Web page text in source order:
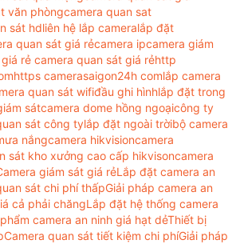
văn phòngcamera quan sat
sát hdliên hệ lắp cameralắp đặt
quan sát giá rẻcamera ipcamera giám
rẻ camera quan sát giá rẻhttp
https camerasaigon24h comlắp camera
quan sát wifiđầu ghi hìnhlắp đặt trong
sátcamera dome hồng ngoạicông ty
sát công tylắp đặt ngoài trờibộ camera
nắngcamera hikvisioncamera
sát kho xưởng cao cấp hikvisoncamera
giám sát giá rẻLắp đặt camera an
sát chi phí thấpGiải pháp camera an
cả phải chăngLắp đặt hệ thống camera
camera an ninh giá hạt dẻThiết bị
Camera quan sát tiết kiệm chi phíGiải pháp